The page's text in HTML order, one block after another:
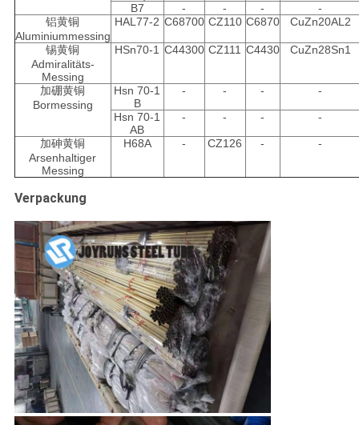
B7
- - -
-
铝黄铜
Aluminiummessing
HAL77-2 C68700 CZ110 C6870 CuZn20AL2
锡黄铜
Admiralitäts-
Messing
HSn70-1 C44300 CZ111 C4430 CuZn28Sn1
加硼黄铜
Bormessing
Hsn 70-1
B
- - - -
Hsn 70-1
AB
- - - -
加砷黄铜
Arsenhaltiger
Messing
H68A - CZ126 - -
Verpackung